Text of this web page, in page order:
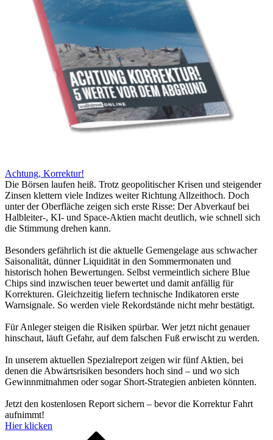
Achtung, Korrektur!
Die Börsen laufen heiß. Trotz geopolitischer Krisen und steigender
Zinsen klettern viele Indizes weiter Richtung Allzeithoch. Doch
unter der Oberfläche zeigen sich erste Risse: Der Abverkauf bei
Halbleiter-, KI- und Space-Aktien macht deutlich, wie schnell sich
die Stimmung drehen kann.
Besonders gefährlich ist die aktuelle Gemengelage aus schwacher
Saisonalität, dünner Liquidität in den Sommermonaten und
historisch hohen Bewertungen. Selbst vermeintlich sichere Blue
Chips sind inzwischen teuer bewertet und damit anfällig für
Korrekturen. Gleichzeitig liefern technische Indikatoren erste
Warnsignale. So werden viele Rekordstände nicht mehr bestätigt.
Für Anleger steigen die Risiken spürbar. Wer jetzt nicht genauer
hinschaut, läuft Gefahr, auf dem falschen Fuß erwischt zu werden.
In unserem aktuellen Spezialreport zeigen wir fünf Aktien, bei
denen die Abwärtsrisiken besonders hoch sind – und wo sich
Gewinnmitnahmen oder sogar Short-Strategien anbieten könnten.
Jetzt den kostenlosen Report sichern – bevor die Korrektur Fahrt
aufnimmt!
Hier klicken